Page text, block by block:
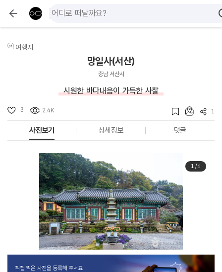
여행지
망일사(서산)
충남 서산시
시원한 바다내음이 가득한 사찰
3 2.4K 1
사진보기 상세정보 댓글
1/6
직접 찍은 사진을 등록해 주세요.